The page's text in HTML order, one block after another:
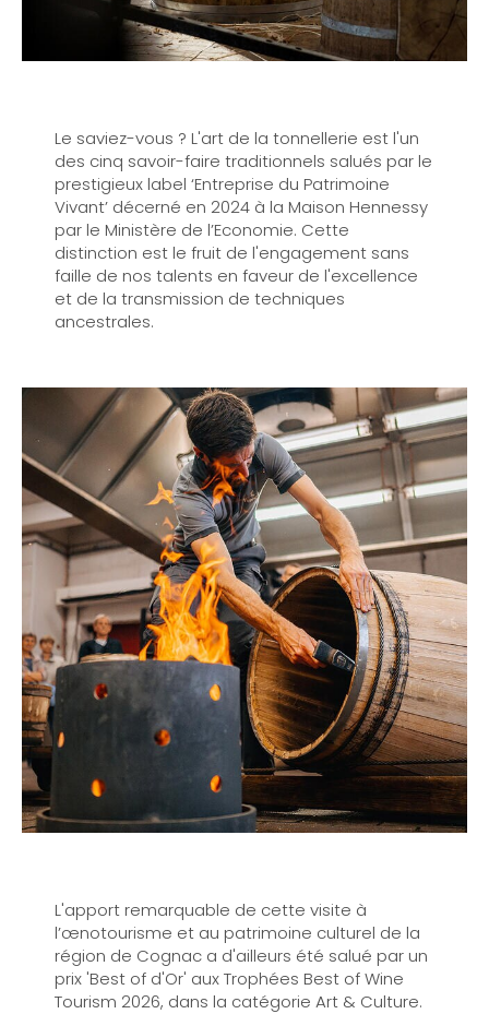
Le saviez-vous ? L'art de la tonnellerie est l'un
des cinq savoir-faire traditionnels salués par le
prestigieux label ‘Entreprise du Patrimoine
Vivant’ décerné en 2024 à la Maison Hennessy
par le Ministère de l’Economie. Cette
distinction est le fruit de l'engagement sans
faille de nos talents en faveur de l'excellence
et de la transmission de techniques
ancestrales.
L'apport remarquable de cette visite à
l’œnotourisme et au patrimoine culturel de la
région de Cognac a d'ailleurs été salué par un
prix 'Best of d'Or' aux Trophées Best of Wine
Tourism 2026, dans la catégorie Art & Culture.